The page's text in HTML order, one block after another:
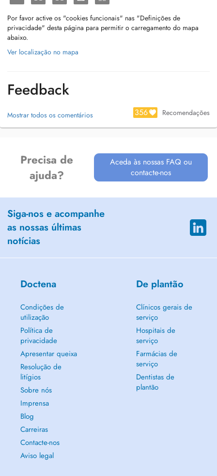
Por favor active os "cookies funcionais" nas "Definições de
privacidade" desta página para permitir o carregamento do mapa
abaixo.
Ver localização no mapa
Feedback
Mostrar todos os comentários 356 Recomendações
Precisa de
ajuda?
Aceda às nossas FAQ ou
contacte-nos
Siga-nos e acompanhe
as nossas últimas
notícias
Doctena
Condições de
utilização
Política de
privacidade
Apresentar queixa
Resolução de
litígios
Sobre nós
Imprensa
Blog
Carreiras
Contacte-nos
Aviso legal
De plantão
Clínicos gerais de
serviço
Hospitais de
serviço
Farmácias de
serviço
Dentistas de
plantão